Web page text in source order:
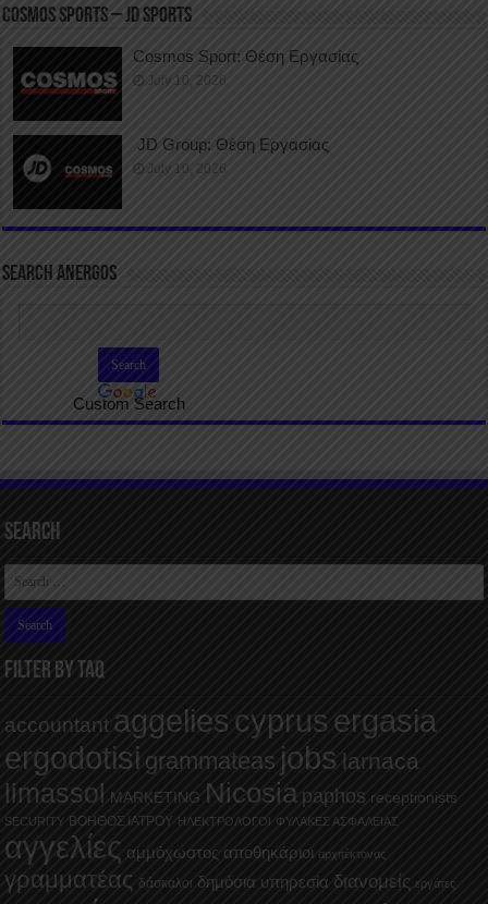
COSMOS SPORTS – JD SPORTS
Cosmos Sport: Θέση Εργασίας
July 10, 2026
JD Group: Θέση Εργασίας
July 10, 2026
SEARCH ANERGOS
Custom Search
Search
FILTER BY TAQ
accountant aggelies cyprus ergasia
ergodotisi grammateas jobs larnaca
limassol MARKETING Nicosia paphos receptionists
SECURITY ΒΟΗΘΟΣ ΙΑΤΡΟΥ ΗΛΕΚΤΡΟΛΟΓΟΙ ΦΥΛΑΚΕΣ ΑΣΦΑΛΕΙΑΣ
αγγελίες αμμόχωστος αποθηκάριοι αρχιτέκτονας
γραμματέας δάσκαλοι δημόσια υπηρεσία διανομείς εργάτες